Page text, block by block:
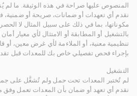
المنصوص عليها صراحة في هذه الوثيقة. ما
نقدم أي تعهدات أو ضمانات، صريحة أو ضمنية،
مكوناتها، بما في ذلك على سبيل المثال لا
بالتشغيل أو المطابقة أو الامتثال لأي معيار
تنظيمية معنية، أو الملاءمة لأي غرض معين، أو
بإجراء فحص تفصيلي خاص بك للمعدات قبل
التشغيل
لم تُختبر المعدات تحت حمل ولم تُشغَّل على
نقدم أي تعهد أو ضمان بأن المعدات تعمل